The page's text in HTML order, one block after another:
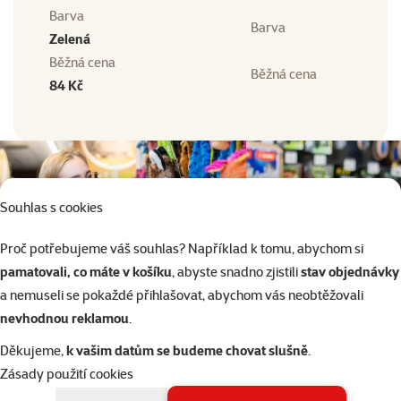
Souhlas s cookies
Proč potřebujeme váš souhlas? Například k tomu, abychom si
pamatovali, co máte v košíku, abyste snadno zjistilistav objednávky
a nemuseli se pokaždé přihlašovat, abychom vás neobtěžovali
nevhodnou reklamou.
Děkujeme,k vašim datům se budeme chovat slušně.
Zásady použití cookies
Barva
Zelená
Barva
Běžná cena
84 Kč
Běžná cena